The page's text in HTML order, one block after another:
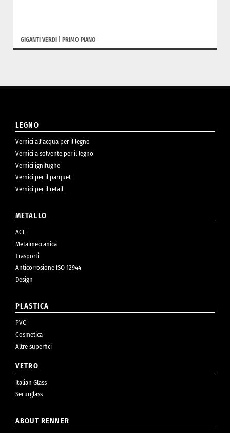
GIGANTI VERDI PRIMO PIANO
LEGNO
Vernici all’acqua per il legno
Vernici a solvente per il legno
Vernici ignifughe
Vernici per il parquet
Vernici per il retail
METALLO
ACE
Metalmeccanica
Trasporti
Anticorrosione ISO 12944
Design
PLASTICA
PVC
Cosmetica
Altre superfici
VETRO
Italian Glass
Securglass
ABOUT RENNER